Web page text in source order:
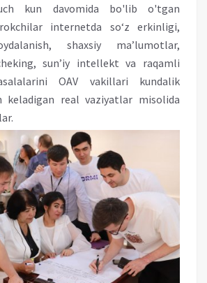
uch kun davomida bo'lib o'tgan
internetda so‘z erkinligi,
shaxsiy ma’lumotlar,
sun’iy intellekt va raqamli
OAV vakillari kundalik
keladigan real vaziyatlar misolida